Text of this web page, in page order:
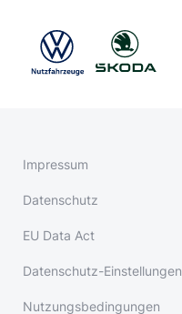
Impressum
Datenschutz
EU Data Act
Datenschutz-Einstellungen
Nutzungsbedingungen